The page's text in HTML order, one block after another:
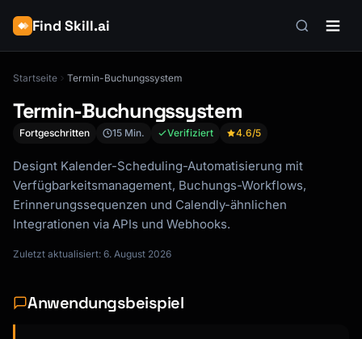
Find Skill.ai
Startseite Termin-Buchungssystem
Termin-Buchungssystem
Fortgeschritten 15 Min. Verifiziert 4.6/5
Designt Kalender-Scheduling-Automatisierung mit
Verfügbarkeitsmanagement, Buchungs-Workflows,
Erinnerungssequenzen und Calendly-ähnlichen
Integrationen via APIs und Webhooks.
Zuletzt aktualisiert: 6. August 2026
Anwendungsbeispiel